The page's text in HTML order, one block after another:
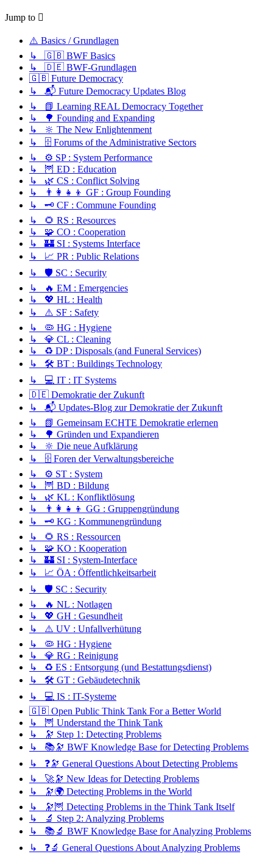
Jump to
⚠️ Basics / Grundlagen
↳ 🇬🇧 BWF Basics
↳ 🇩🇪 BWF-Grundlagen
🇬🇧 Future Democracy
↳ 📬 Future Democracy Updates Blog
↳ 📗 Learning REAL Democracy Together
↳ 🌳 Founding and Expanding
↳ 🔆 The New Enlightenment
↳ 🗄️ Forums of the Administrative Sectors
↳ ⚙️ SP : System Performance
↳ 🦉 ED : Education
↳ 🌿 CS : Conflict Solving
↳ 👨‍👩‍👧‍👦 GF : Group Founding
↳ 🗝️ CF : Commune Founding
↳ 🌻 RS : Resources
↳ 🧩 CO : Cooperation
↳ 🏰 SI : Systems Interface
↳ 📈 PR : Public Relations
↳ 🛡️ SC : Security
↳ 🔥 EM : Emergencies
↳ 💖 HL : Health
↳ ⚠️ SF : Safety
↳ 🦠 HG : Hygiene
↳ 💎 CL : Cleaning
↳ ♻️ DP : Disposals (and Funeral Services)
↳ 🛠️ BT : Buildings Technology
↳ 💻 IT : IT Systems
🇩🇪 Demokratie der Zukunft
↳ 📬 Updates-Blog zur Demokratie der Zukunft
↳ 📗 Gemeinsam ECHTE Demokratie erlernen
↳ 🌳 Gründen und Expandieren
↳ 🔆 Die neue Aufklärung
↳ 🗄️ Foren der Verwaltungsbereiche
↳ ⚙️ ST : System
↳ 🦉 BD : Bildung
↳ 🌿 KL : Konfliktlösung
↳ 👨‍👩‍👧‍👦 GG : Gruppengründung
↳ 🗝️ KG : Kommunengründung
↳ 🌻 RS : Ressourcen
↳ 🧩 KO : Kooperation
↳ 🏰 SI : System-Interface
↳ 📈 ÖA : Öffentlichkeitsarbeit
↳ 🛡️ SC : Security
↳ 🔥 NL : Notlagen
↳ 💖 GH : Gesundheit
↳ ⚠️ UV : Unfallverhütung
↳ 🦠 HG : Hygiene
↳ 💎 RG : Reinigung
↳ ♻️ ES : Entsorgung (und Bestattungsdienst)
↳ 🛠️ GT : Gebäudetechnik
↳ 💻 IS : IT-Systeme
🇬🇧 Open Public Think Tank For a Better World
↳ 🦉 Understand the Think Tank
↳ 🔭 Step 1: Detecting Problems
↳ 📚🔭 BWF Knowledge Base for Detecting Problems
↳ ❓🔭 General Questions About Detecting Problems
↳ 🚀🔭 New Ideas for Detecting Problems
↳ 🔭🌍 Detecting Problems in the World
↳ 🔭🦉 Detecting Problems in the Think Tank Itself
↳ 🔬 Step 2: Analyzing Problems
↳ 📚🔬 BWF Knowledge Base for Analyzing Problems
↳ ❓🔬 General Questions About Analyzing Problems